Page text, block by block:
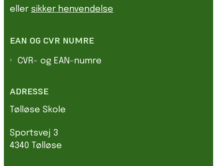
eller sikker henvendelse
EAN OG CVR NUMRE
CVR- og EAN-numre
ADRESSE
Tølløse Skole
Sportsvej 3
4340 Tølløse